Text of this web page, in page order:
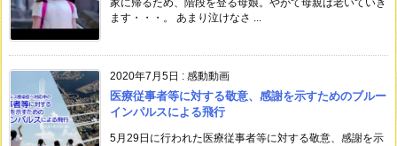
家に帰るため、階段を登る母娘。やがて母親は老いていき
ます・・・。 あまり泣けなさ ...
2020年7月5日 : 感動動画
医療従事者等に対する敬意、感謝を示すためのブルー
インパルスによる飛行
5月29日に行われた医療従事者等に対する敬意、感謝を示